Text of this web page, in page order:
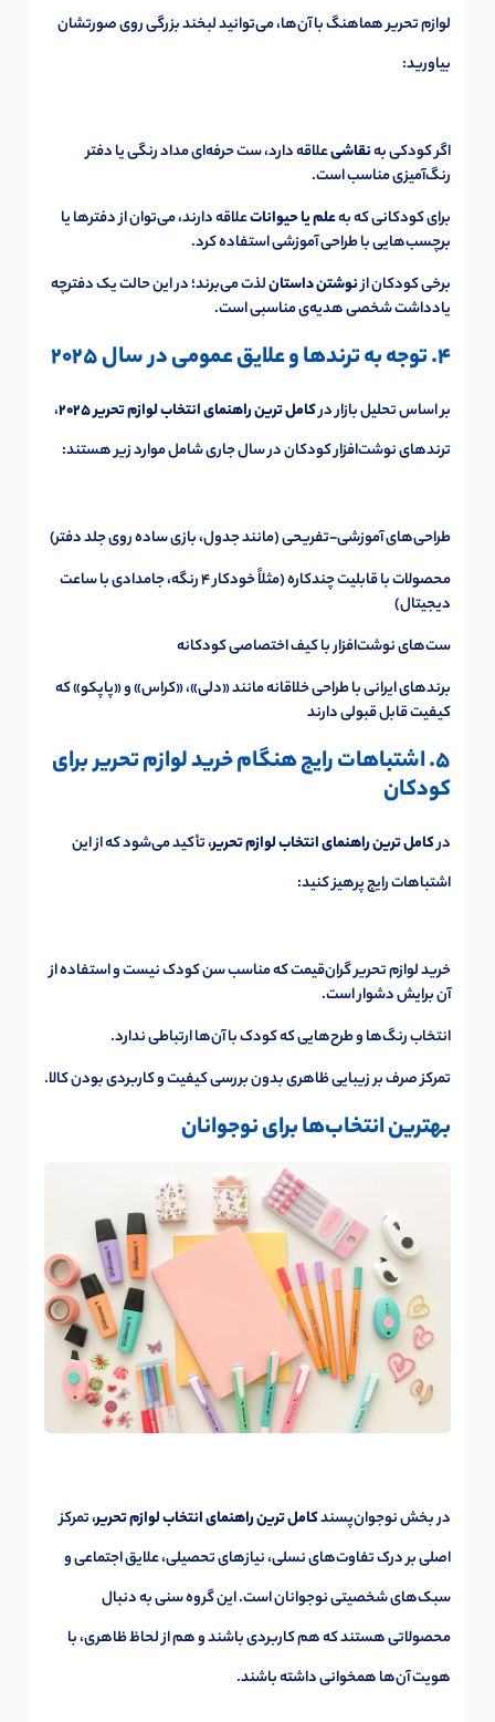
لوازم تحریر هماهنگ با آن‌ها، می‌توانید لبخند بزرگی روی صورتشان
بیاورید:
اگر کودکی بهنقاشیعلاقه دارد، ست حرفه‌ای مداد رنگی یا دفتر
رنگ‌آمیزی مناسب است.
برای کودکانی که بهعلم یا حیواناتعلاقه دارند، می‌توان از دفترها یا
برچسب‌هایی با طراحی آموزشی استفاده کرد.
برخی کودکان ازنوشتن داستانلذت می‌برند؛ در این حالت یک دفترچه
یادداشت شخصی هدیه‌ی مناسبی است.
4. توجه به ترندها و علایق عمومی در سال 2025
بر اساس تحلیل بازار درکامل ترین راهنمای انتخاب لوازم تحریر 2025
،
ترندهای نوشت‌افزار کودکان در سال جاری شامل موارد زیر هستند:
طراحی‌های آموزشی-تفریحی (مانند جدول، بازی ساده روی جلد دفتر)
محصولات با قابلیت چندکاره (مثلاً خودکار ۴ رنگه، جامدادی با ساعت
دیجیتال)
ست‌های نوشت‌افزار با کیف اختصاصی کودکانه
برندهای ایرانی با طراحی خلاقانه مانند «دلی»، «کراس» و «پاپکو» که
کیفیت قابل قبولی دارند
5. اشتباهات رایج هنگام خرید لوازم تحریر برای
کودکان
درکامل ترین راهنمای انتخاب لوازم تحریر، تأکید می‌شود که از این
اشتباهات رایج پرهیز کنید:
خرید لوازم تحریر گران‌قیمت که مناسب سن کودک نیست و استفاده از
آن برایش دشوار است.
انتخاب رنگ‌ها و طرح‌هایی که کودک با آن‌ها ارتباطی ندارد.
تمرکز صرف بر زیبایی ظاهری بدون بررسی کیفیت و کاربردی بودن کالا.
بهترین انتخاب‌ها برای نوجوانان
در بخش نوجوان‌پسندکامل ترین راهنمای انتخاب لوازم تحریر، تمرکز
اصلی بر درک تفاوت‌های نسلی، نیازهای تحصیلی، علایق اجتماعی و
سبک‌های شخصیتی نوجوانان است. این گروه سنی به دنبال
محصولاتی هستند که هم کاربردی باشند و هم از لحاظ ظاهری، با
هویت آن‌ها همخوانی داشته باشند.